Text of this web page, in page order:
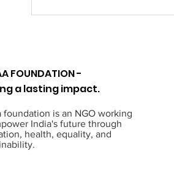
Alda Foundation's
Lucknow
FOUNDATION -
a lasting impact.
foundation is an NGO working
India's future through
health, equality, and